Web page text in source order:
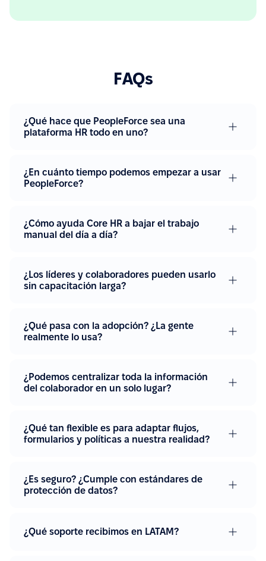
FAQs
¿Qué hace que PeopleForce sea una
plataforma HR todo en uno?
¿En cuánto tiempo podemos empezar a usar
PeopleForce?
¿Cómo ayuda Core HR a bajar el trabajo
manual del día a día?
¿Los líderes y colaboradores pueden usarlo
sin capacitación larga?
¿Qué pasa con la adopción? ¿La gente
realmente lo usa?
¿Podemos centralizar toda la información
del colaborador en un solo lugar?
¿Qué tan flexible es para adaptar flujos,
formularios y políticas a nuestra realidad?
¿Es seguro? ¿Cumple con estándares de
protección de datos?
¿Qué soporte recibimos en LATAM?